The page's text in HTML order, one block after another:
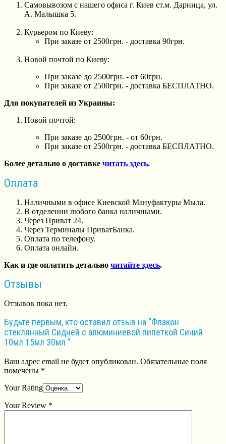
Самовывозом с нашего офиса г. Киев ст.м. Дарница, ул.
А. Малышка 5.
Курьером по Киеву:
При заказе от 2500грн. - доставка 90грн.
Новой почтой по Киеву:
При заказе до 2500грн. - от 60грн.
При заказе от 2500грн. - доставка БЕСПЛАТНО.
Для покупателей из Украины:
Новой почтой:
При заказе до 2500грн. - от 60грн.
При заказе от 2500грн. - доставка БЕСПЛАТНО.
Более детально о доставке читать здесь.
Оплата
Наличными в офисе Киевской Мануфактуры Мыла.
В отделении любого банка наличными.
Через Приват 24.
Через Терминалы ПриватБанка.
Оплата по телефону.
Оплата онлайн.
Как и где оплатить детально читайте здесь.
Отзывы
Отзывов пока нет.
Будьте первым, кто оставил отзыв на “Флакон
стеклянный Сидней с алюминиевой пипеткой Синий
10мл 15мл 30мл ”
Ваш адрес email не будет опубликован. Обязательные поля
помечены *
Your Rating
Your Review *